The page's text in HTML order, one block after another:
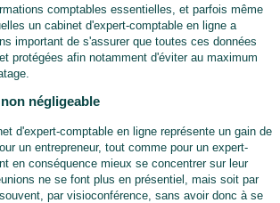
comptables essentielles, et parfois même
un cabinet d'expert-comptable en ligne a
important de s'assurer que toutes ces données
protégées afin notamment d'éviter au maximum
négligeable
d'expert-comptable en ligne représente un gain de
un entrepreneur, tout comme pour un expert-
en conséquence mieux se concentrer sur leur
ne se font plus en présentiel, mais soit par
par visioconférence, sans avoir donc à se